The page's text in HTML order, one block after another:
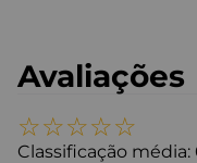
Avaliações
☆☆☆☆☆
Classificação média: